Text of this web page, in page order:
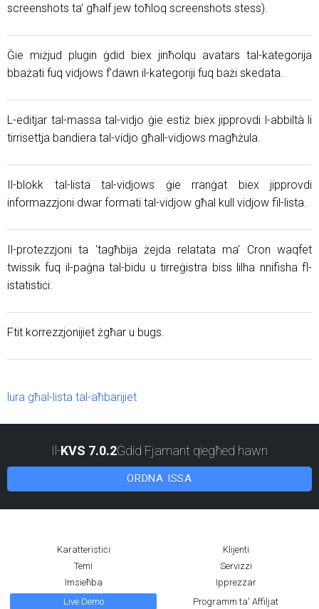
screenshots ta' għalf jew toħloq screenshots stess).
Ġie miżjud plugin ġdid biex jinħolqu avatars tal-kategorija
bbażati fuq vidjows f'dawn il-kategoriji fuq bażi skedata.
L-editjar tal-massa tal-vidjo ġie estiż biex jipprovdi l-abbiltà li
tirrisettja bandiera tal-vidjo għall-vidjows magħżula.
Il-blokk tal-lista tal-vidjows ġie rranġat biex jipprovdi
informazzjoni dwar formati tal-vidjow għal kull vidjow fil-lista.
Il-protezzjoni ta 'tagħbija żejda relatata ma' Cron waqfet
twissik fuq il-paġna tal-bidu u tirreġistra biss lilha nnifisha fl-
istatistiċi.
Ftit korrezzjonijiet żgħar u bugs.
lura għal-lista tal-aħbarijiet
Il-KVS 7.0.2Ġdid Fjamant qiegħed hawn
ORDNA ISSA
Karatteristiċi
Klijenti
Temi
Servizzi
Imsieħba
Ipprezzar
Live Demo
Programm ta' Affiljat